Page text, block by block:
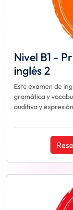
Nivel B1 -
inglés 2
Este examen de
gramática y
auditiva y